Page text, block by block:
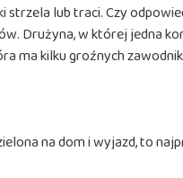
lub traci. Czy
Drużyna, w której jedna
ma kilku groźnych
na dom i wyjazd, to